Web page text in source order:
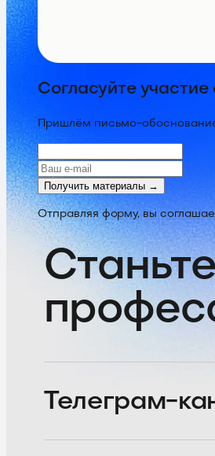
Согласуйте
Пришлём письмо-
Получить материалы →
Отправляя форму, вы
Телеграм-